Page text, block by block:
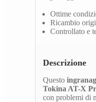
Ottime
Ricambio
Controllato e
Descrizione
Questo
Tokina AT-X
con problemi di